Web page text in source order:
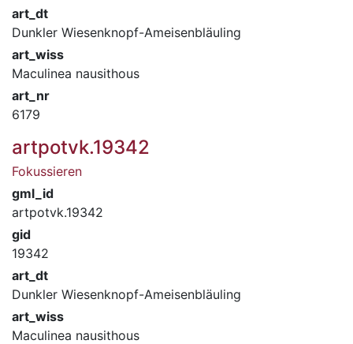
art_dt
Dunkler Wiesenknopf-Ameisenbläuling
art_wiss
Maculinea nausithous
art_nr
6179
artpotvk.19342
Fokussieren
gml_id
artpotvk.19342
gid
19342
art_dt
Dunkler Wiesenknopf-Ameisenbläuling
art_wiss
Maculinea nausithous